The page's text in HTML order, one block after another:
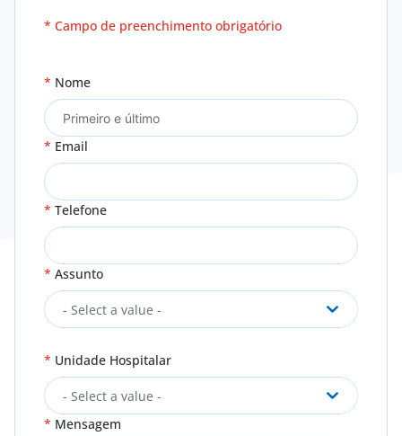
* Campo de preenchimento obrigatório
Nome
Email
Telefone
Assunto
- Select a value -
Unidade Hospitalar
- Select a value -
Mensagem